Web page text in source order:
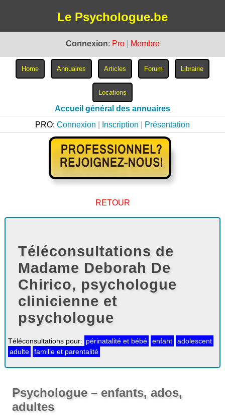
Le Psychologue.be
Connexion: Pro Membre
Accueil général des annuaires
PRO: Connexion Inscription Présentation
RETOUR
Téléconsultations de
Madame Deborah De
Chirico, psychologue
clinicienne et
psychologue
Téléconsultations pour: périnatalité et bébé enfant
adolescent
adulte
famille et parentalité
Psychologue – enfants, ados,
adultes